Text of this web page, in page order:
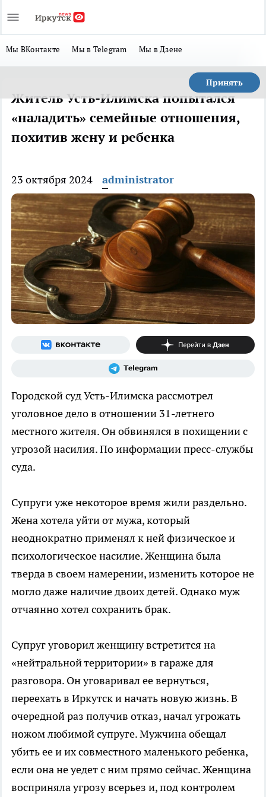
Мы ВКонтакте Мы в Telegram Мы в Дзене
Принять
​Житель Усть-Илимска попытался
«наладить» семейные отношения,
похитив жену и ребенка
23 октября 2024 administrator
Городской суд Усть-Илимска рассмотрел
уголовное дело в отношении 31-летнего
местного жителя. Он обвинялся в похищении с
угрозой насилия. По информации пресс-службы
суда.
Супруги уже некоторое время жили раздельно.
Жена хотела уйти от мужа, который
неоднократно применял к ней физическое и
психологическое насилие. Женщина была
тверда в своем намерении, изменить которое не
могло даже наличие двоих детей. Однако муж
отчаянно хотел сохранить брак.
Супруг уговорил женщину встретится на
«нейтральной территории» в гараже для
разговора. Он уговаривал ее вернуться,
переехать в Иркутск и начать новую жизнь. В
очередной раз получив отказ, начал угрожать
ножом любимой супруге. Мужчина обещал
убить ее и их совместного маленького ребенка,
если она не уедет с ним прямо сейчас. Женщина
восприняла угрозу всерьез и, под контролем